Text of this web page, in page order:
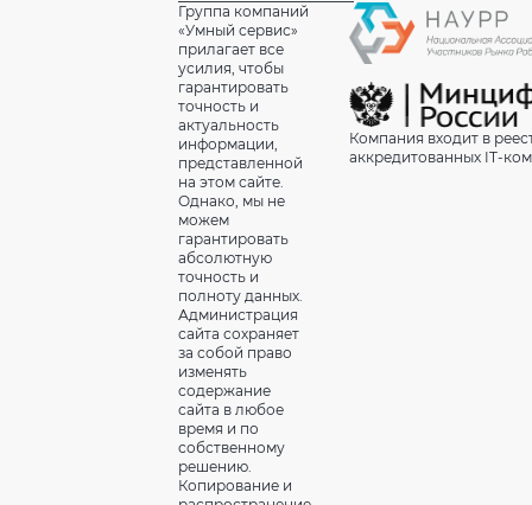
Группа компаний
«Умный сервис»
прилагает все
усилия, чтобы
гарантировать
точность и
актуальность
информации,
представленной
на этом сайте.
Однако, мы не
можем
гарантировать
абсолютную
точность и
полноту данных.
Администрация
сайта сохраняет
за собой право
изменять
содержание
сайта в любое
время и по
собственному
решению.
Копирование и
Компания входит в
аккредитованных IT-